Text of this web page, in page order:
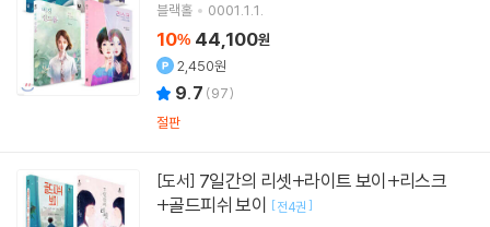
블랙홀
0001.1.1.
10% 44,100원
2,450원
9.7 (97)
절판
[도서]
+골드피쉬 보이 [전4권 ]